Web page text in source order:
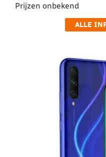
Prijzen onbekend
ALLE